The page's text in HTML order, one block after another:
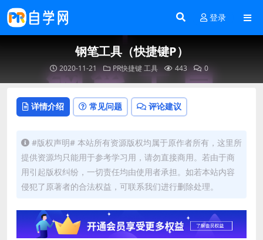
登录
钢笔工具（快捷键P）
2020-11-21 PR快捷键工具 443 0
详情介绍 常见问题 评论建议
#版权声明# 本站所有资源版权均属于原作者所有，这里所
提供资源均只能用于参考学习用，请勿直接商用。若由于商
用引起版权纠纷，一切责任均由使用者承担。如若本站内容
侵犯了原著者的合法权益，可联系我们进行删除处理。